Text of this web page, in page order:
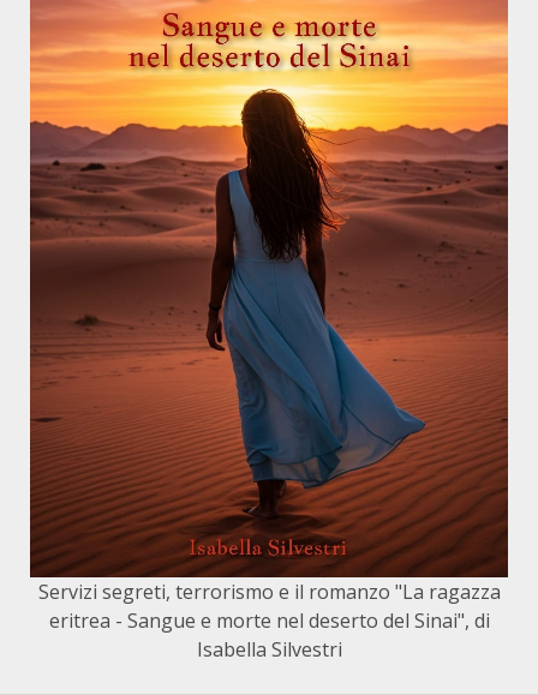
Servizi segreti, terrorismo e il romanzo "La ragazza
eritrea - Sangue e morte nel deserto del Sinai", di
Isabella Silvestri